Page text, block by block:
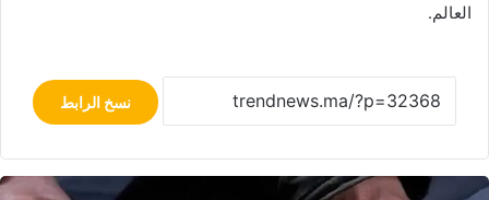
العالم.
نسخ الرابط